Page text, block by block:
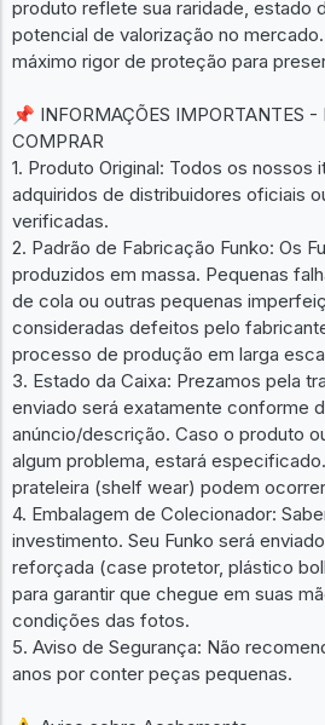
produto reflete sua raridade, estado
potencial de valorização no
máximo rigor de proteção para
📌 INFORMAÇÕES IMPORTANTES -
COMPRAR
1. Produto Original: Todos os nossos
adquiridos de distribuidores oficiais
verificadas.
2. Padrão de Fabricação Funko: Os
produzidos em massa. Pequenas
de cola ou outras pequenas
consideradas defeitos pelo
processo de produção em larga
3. Estado da Caixa: Prezamos pela
enviado será exatamente conforme
anúncio/descrição. Caso o produto
algum problema, estará
prateleira (shelf wear) podem
4. Embalagem de Colecionador:
investimento. Seu Funko será
reforçada (case protetor, plástico
para garantir que chegue em suas
condições das fotos.
5. Aviso de Segurança: Não
anos por conter peças pequenas.